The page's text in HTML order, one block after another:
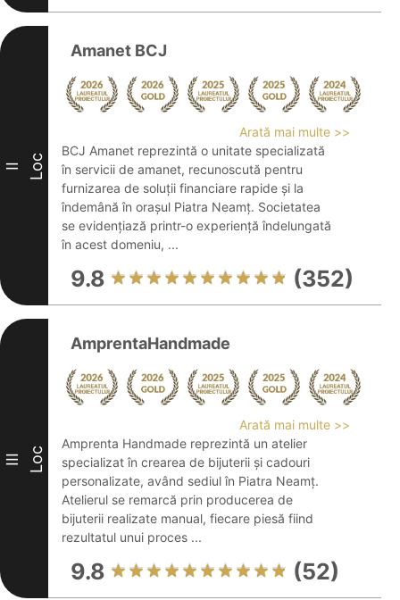
II Loc
Amanet BCJ
Arată mai multe >>
BCJ Amanet reprezintă o unitate specializată
în servicii de amanet, recunoscută pentru
furnizarea de soluții financiare rapide și la
îndemână în orașul Piatra Neamț. Societatea
se evidențiază printr-o experiență îndelungată
în acest domeniu, ...
9.8 (352)
III Loc
AmprentaHandmade
Arată mai multe >>
Amprenta Handmade reprezintă un atelier
specializat în crearea de bijuterii și cadouri
personalizate, având sediul în Piatra Neamț.
Atelierul se remarcă prin producerea de
bijuterii realizate manual, fiecare piesă fiind
rezultatul unui proces ...
9.8 (52)